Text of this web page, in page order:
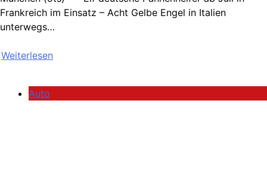
Frankreich im Einsatz – Acht Gelbe Engel in Italien
unterwegs…
Weiterlesen
Auto